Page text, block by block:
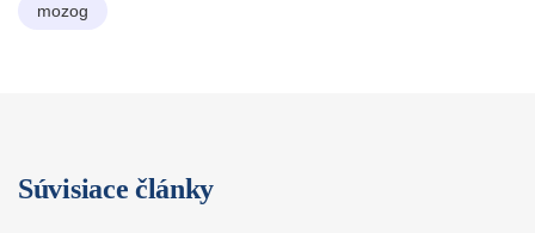
mozog
Súvisiace články